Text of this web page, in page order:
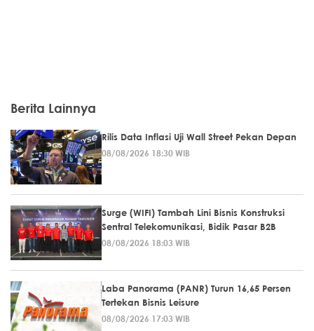
Berita Lainnya
Rilis Data Inflasi Uji Wall Street Pekan Depan
08/08/2026 18:30 WIB
Surge (WIFI) Tambah Lini Bisnis Konstruksi
Sentral Telekomunikasi, Bidik Pasar B2B
08/08/2026 18:03 WIB
Laba Panorama (PANR) Turun 16,65 Persen
Tertekan Bisnis Leisure
08/08/2026 17:03 WIB